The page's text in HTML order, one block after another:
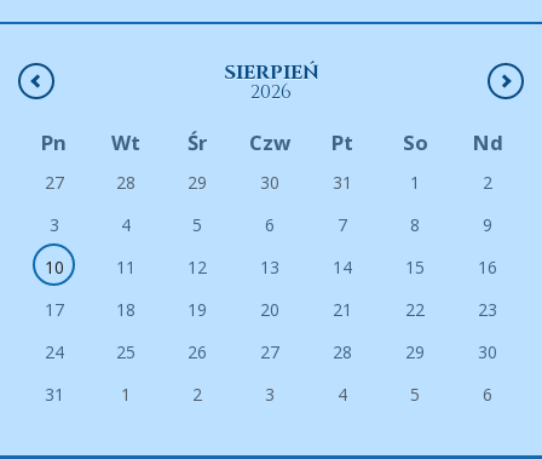
SIERPIEŃ
2026
Pn Wt Śr Czw Pt So Nd
27 28 29 30 31 1
2
3
4 5 6 7 8
9
10
11 12 13 14 15
16
17
18 19 20 21 22
23
24
25 26 27 28 29
30
31
1 2 3 4 5 6